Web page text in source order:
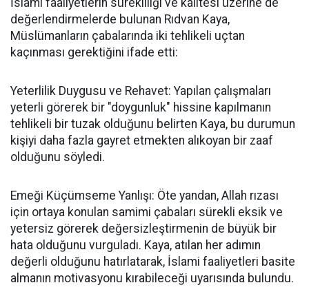
İslami faaliyetlerin sürekliliği ve kalitesi üzerine de
değerlendirmelerde bulunan Rıdvan Kaya,
Müslümanların çabalarında iki tehlikeli uçtan
kaçınması gerektiğini ifade etti:
Yeterlilik Duygusu ve Rehavet: Yapılan çalışmaları
yeterli görerek bir "doygunluk" hissine kapılmanın
tehlikeli bir tuzak olduğunu belirten Kaya, bu durumun
kişiyi daha fazla gayret etmekten alıkoyan bir zaaf
olduğunu söyledi.
Emeği Küçümseme Yanlışı: Öte yandan, Allah rızası
için ortaya konulan samimi çabaları sürekli eksik ve
yetersiz görerek değersizleştirmenin de büyük bir
hata olduğunu vurguladı. Kaya, atılan her adımın
değerli olduğunu hatırlatarak, İslami faaliyetleri basite
almanın motivasyonu kırabileceği uyarısında bulundu.